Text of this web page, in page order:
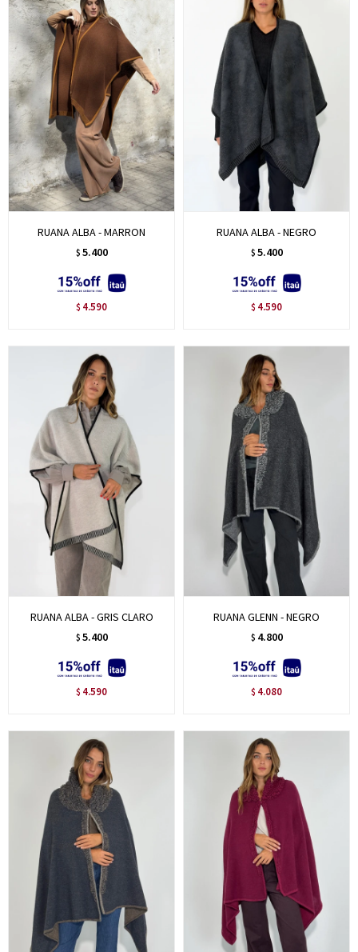
RUANA ALBA - MARRON
$ 5.400
$ 4.590
RUANA ALBA - NEGRO
$ 5.400
$ 4.590
RUANA ALBA - GRIS CLARO
$ 5.400
$ 4.590
RUANA GLENN - NEGRO
$ 4.800
$ 4.080